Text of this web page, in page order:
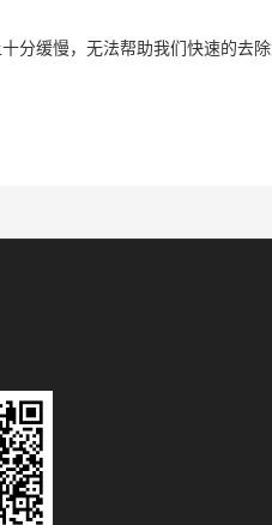
缓慢，无法帮助我们快速的去